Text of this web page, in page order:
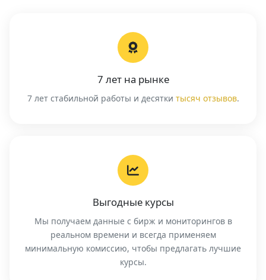
7 лет на рынке
7 лет стабильной работы и десятки тысяч отзывов.
Выгодные курсы
Мы получаем данные с бирж и мониторингов в
реальном времени и всегда применяем
минимальную комиссию, чтобы предлагать лучшие
курсы.